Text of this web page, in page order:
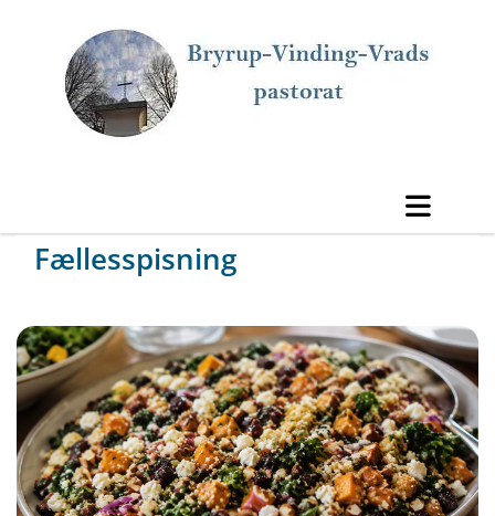
Fællesspisning